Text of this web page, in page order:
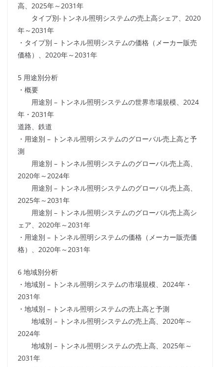
高、2025年～2031年
タイプ別-トンネル照明システムの売上高シェア、2020
年～2031年
・タイプ別 – トンネル照明システムの価格（メーカー販売
価格）、2020年～2031年
5 用途別分析
・概要
用途別 – トンネル照明システムの世界市場規模、2024
年・2031年
道路、鉄道
・用途別 – トンネル照明システムのグローバル売上高と予
測
用途別 – トンネル照明システムのグローバル売上高、
2020年～2024年
用途別 – トンネル照明システムのグローバル売上高、
2025年～2031年
用途別 – トンネル照明システムのグローバル売上高シ
ェア、2020年～2031年
・用途別 – トンネル照明システムの価格（メーカー販売価
格）、2020年～2031年
6 地域別分析
・地域別 – トンネル照明システムの市場規模、2024年・
2031年
・地域別 – トンネル照明システムの売上高と予測
地域別 – トンネル照明システムの売上高、2020年～
2024年
地域別 – トンネル照明システムの売上高、2025年～
2031年